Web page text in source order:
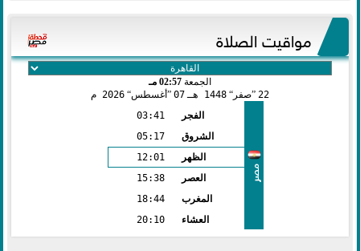
مواقيت الصلاة
الجمعة 02:57 مـ
22
صفر 1448 هـ 07 أغسطس 2026 م
مصر
الفجر
03:41
الشروق
05:17
الظهر
12:01
العصر
15:38
المغرب
18:44
العشاء
20:10